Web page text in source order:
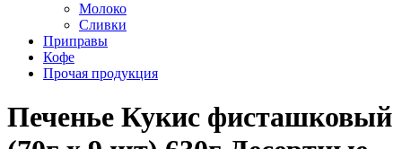
Молоко
Сливки
Приправы
Кофе
Прочая продукция
Печенье Кукис фисташковый